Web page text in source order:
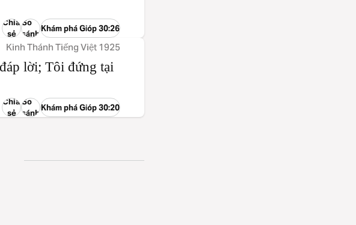
Chia
sẻ
So
sánh
Khám phá Gióp 30:26
Kinh Thánh Tiếng Việt 1925
lời; Tôi đứng tại
Chia
sẻ
So
sánh
Khám phá Gióp 30:20